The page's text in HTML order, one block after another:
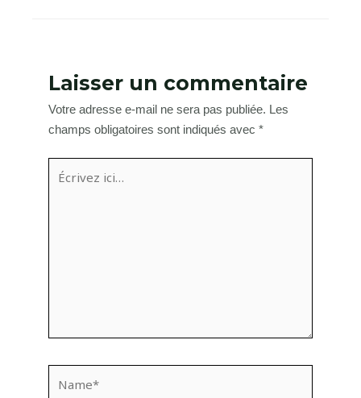
Laisser un commentaire
Votre adresse e-mail ne sera pas publiée. Les
champs obligatoires sont indiqués avec *